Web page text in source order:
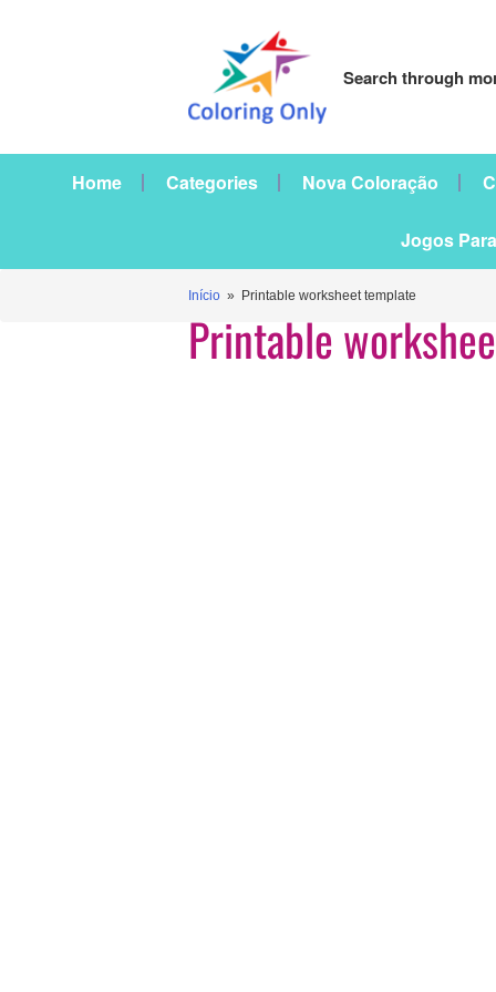
Search through
Home Categories Nova Coloração
Jogos
Início » Printable worksheet template
Printable